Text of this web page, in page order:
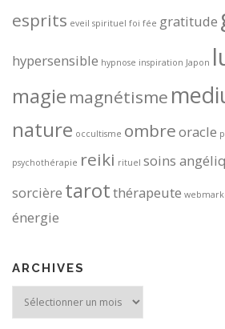
esprits eveil spirituel foi fée gratitude
hypersensible hypnose inspiration Japon
magie magnétisme
nature occultisme ombreoracle
psychothérapie reiki rituel soins
sorcière tarotthérapeute
énergie
ARCHIVES